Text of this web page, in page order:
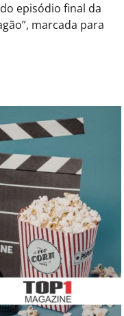
episódio final da
marcada para